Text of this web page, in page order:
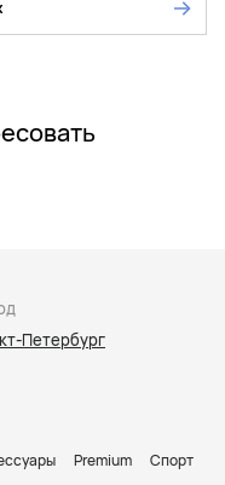
Петербург
Premium
Спорт